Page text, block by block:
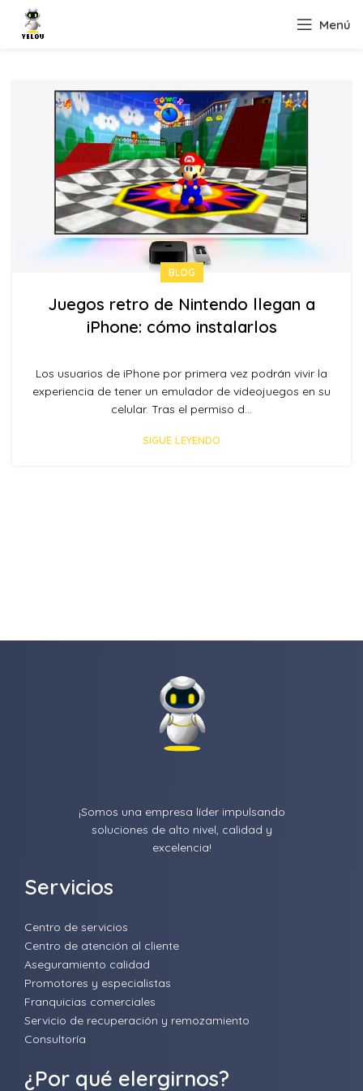
Menú
BLOG
Juegos retro de Nintendo llegan a
iPhone: cómo instalarlos
Los usuarios de iPhone por primera vez podrán vivir la
experiencia de tener un emulador de videojuegos en su
celular. Tras el permiso d...
SIGUE LEYENDO
¡Somos una empresa líder impulsando
soluciones de alto nivel, calidad y
excelencia!
Servicios
Centro de servicios
Centro de atención al cliente
Aseguramiento calidad
Promotores y especialistas
Franquicias comerciales
Servicio de recuperación y remozamiento
Consultoría
¿Por qué elergirnos?